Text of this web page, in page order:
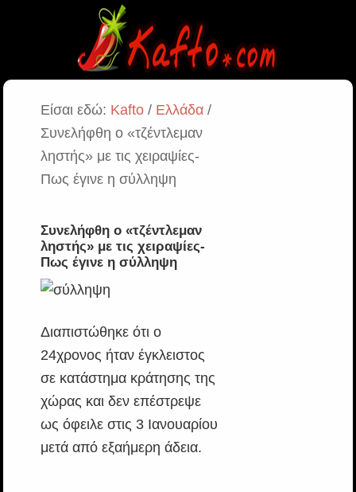
Είσαι εδώ: Kafto/ Ελλάδα/
Συνελήφθη ο «τζέντλεμαν
ληστής» με τις χειραψίες-
Πως έγινε η σύλληψη
Συνελήφθη ο «τζέντλεμαν
ληστής» με τις χειραψίες-
Πως έγινε η σύλληψη
Διαπιστώθηκε ότι ο
24χρονος ήταν έγκλειστος
σε κατάστημα κράτησης της
χώρας και δεν επέστρεψε
ως όφειλε στις 3 Ιανουαρίου
μετά από εξαήμερη άδεια.